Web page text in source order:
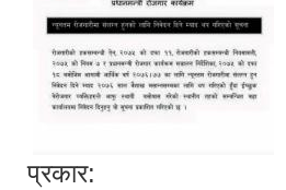
प्रकार: